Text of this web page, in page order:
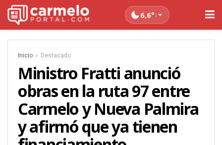
6,6°↓
Inicio Destacado
Ministro Fratti anunció
obras en la ruta 97 entre
Carmelo y Nueva Palmira
y afirmó que ya tienen